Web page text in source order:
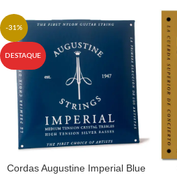
-31%
DESTAQUE
Cordas Augustine Imperial Blue